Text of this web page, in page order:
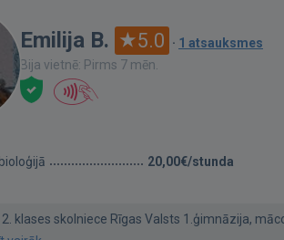
Emilija B. 5.0 · 1 atsauksmes
Bija vietnē: Pirms 7 mēn.
20,00€/stunda
klases skolniece Rīgas Valsts 1.ģimnāzija,